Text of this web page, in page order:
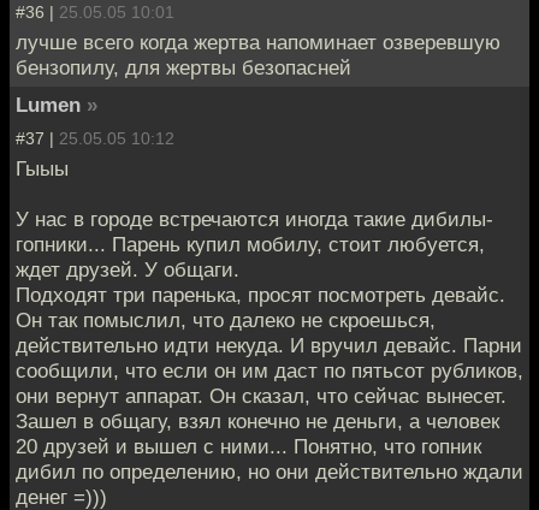
#36 | 25.05.05 10:01
лучше всего когда жертва напоминает озверевшую
бензопилу, для жертвы безопасней
Lumen »
#37 | 25.05.05 10:12
Гыыы
У нас в городе встречаются иногда такие дибилы-
гопники... Парень купил мобилу, стоит любуется,
ждет друзей. У общаги.
Подходят три паренька, просят посмотреть девайс.
Он так помыслил, что далеко не скроешься,
действительно идти некуда. И вручил девайс. Парни
сообщили, что если он им даст по пятьсот рубликов,
они вернут аппарат. Он сказал, что сейчас вынесет.
Зашел в общагу, взял конечно не деньги, а человек
20 друзей и вышел с ними... Понятно, что гопник
дибил по определению, но они действительно ждали
денег =)))